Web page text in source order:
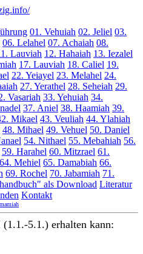
01. Vehuiah 02. Jeliel 03.
06. Lelahel 07. Achaiah 08.
Lauviah 12. Hahaiah 13. Iezalel
17. Lauviah 18. Caliel 19.
22. Yeiayel 23. Melahel 24.
27. Yerathel 28. Seheiah 29.
Vasariah 33. Yehuiah 34.
37. Aniel 38. Haamiah 39.
Mikael 43. Veuliah 44. Ylahiah
48. Mihael 49. Vehuel 50. Daniel
54. Nithael 55. Mebahiah 56.
59. Harahel 60. Mitzrael 61.
64. Mehiel 65. Damabiah 66.
69. Rochel 70. Jabamiah 71.
als Download Literatur
Kontakt
5.1.) erhalten kann: